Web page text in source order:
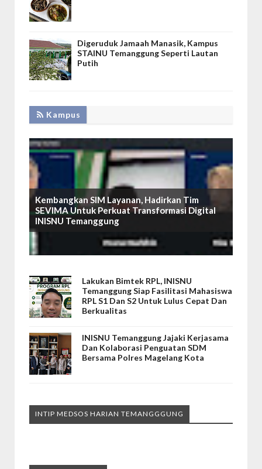
Digeruduk Jamaah Manasik, Kampus
STAINU Temanggung Seperti Lautan
Putih
Kampus
Kembangkan SIM Layanan, Hadirkan Tim
SEVIMA Untuk Perkuat Transformasi Digital
INISNU Temanggung
Lakukan Bimtek RPL, INISNU
Temanggung Siap Fasilitasi Mahasiswa
RPL S1 Dan S2 Untuk Lulus Cepat Dan
Berkualitas
INISNU Temanggung Jajaki Kerjasama
Dan Kolaborasi Penguatan SDM
Bersama Polres Magelang Kota
INTIP MEDSOS HARIAN TEMANGGGUNG